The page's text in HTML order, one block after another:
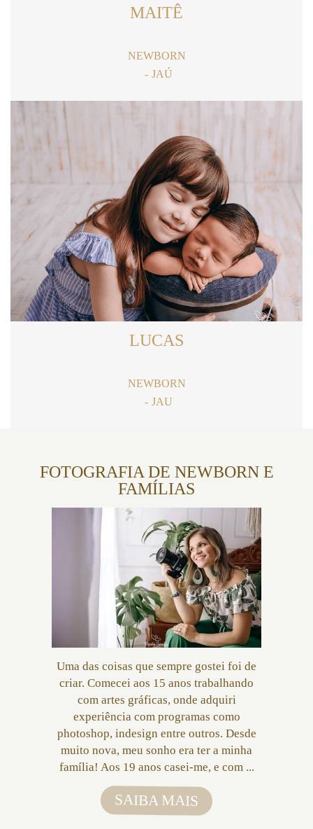
MAITÊ
NEWBORN
JAÚ
LUCAS
NEWBORN
JAU
FOTOGRAFIA DE NEWBORN E
FAMÍLIAS
Uma das coisas que sempre gostei foi de
criar. Comecei aos 15 anos trabalhando
com artes gráficas, onde adquiri
experiência com programas como
photoshop, indesign entre outros. Desde
muito nova, meu sonho era ter a minha
família! Aos 19 anos casei-me, e com ...
SAIBA MAIS